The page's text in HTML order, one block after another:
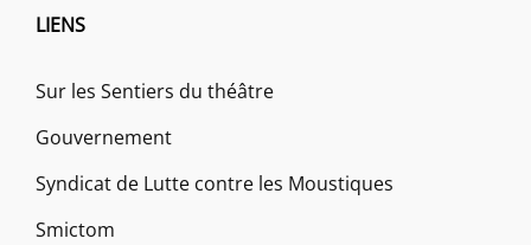
LIENS
Sur les Sentiers du théâtre
Gouvernement
Syndicat de Lutte contre les Moustiques
Smictom